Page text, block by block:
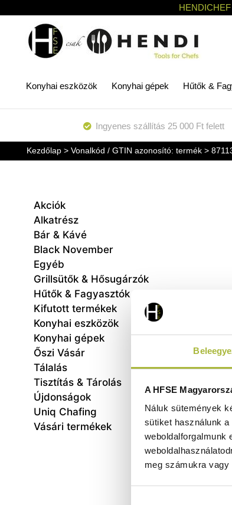
A HFSE
Náluk sütemények
sütiket használunk
weboldalforgalmunk
meg számukra
Konyhai eszközök Konyhai gépek Hűtők &
Ingyenes szállítás 25 000 Ft felett
Kezdőlap> Vonalkód / GTIN azonosító: termék >
Akciók
Alkatrész
Bár & Kávé
Black November
Egyéb
Grillsütők & Hősugárzók
Hűtők & Fagyasztók
Kifutott termékek
Konyhai eszközök
Konyhai gépek
Őszi Vásár
Tálalás
Tisztítás & Tárolás
Újdonságok
Uniq Chafing
Vásári termékek